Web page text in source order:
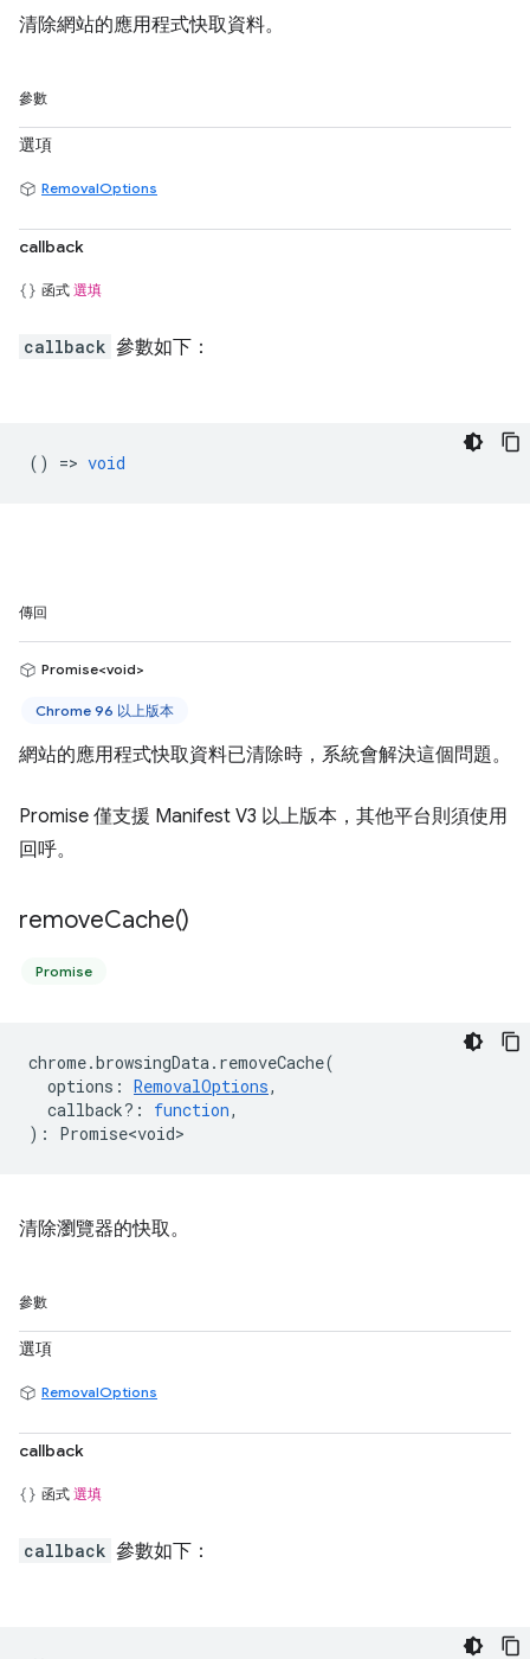
清除網站的應用程式快取資料。
參數
選項
RemovalOptions
callback
函式 選填
callback 參數如下：
() => void
傳回
Promise<void>
Chrome 96 以上版本
網站的應用程式快取資料已清除時，系統會解決這個問題。
Promise 僅支援 Manifest V3 以上版本，其他平台則須使用
回呼。
removeCache()
Promise
chrome.browsingData. removeCache(
options : RemovalOptions,
callback? : function,
) : Promise<void>
清除瀏覽器的快取。
參數
選項
RemovalOptions
callback
函式 選填
callback 參數如下：